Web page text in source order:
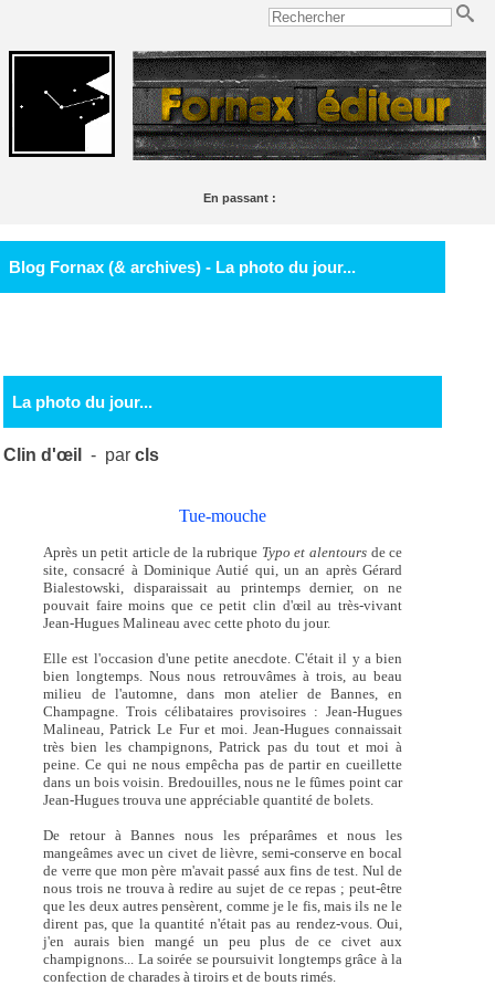
En passant :
sûr !
Alfred Pennyworth
Blog Fornax (& archives) - La photo du jour...
La photo du jour...
Clin d'œil - parcls
Tue-mouche
Après un petit article de la rubrique Typo et alentours de ce
site, consacré à Dominique Autié qui, un an après Gérard
Bialestowski, disparaissait au printemps dernier, on ne
pouvait faire moins que ce petit clin d'œil au très-vivant
Jean-Hugues Malineau avec cette photo du jour.
Elle est l'occasion d'une petite anecdote. C'était il y a bien
bien longtemps. Nous nous retrouvâmes à trois, au beau
milieu de l'automne, dans mon atelier de Bannes, en
Champagne. Trois célibataires provisoires : Jean-Hugues
Malineau, Patrick Le Fur et moi. Jean-Hugues connaissait
très bien les champignons, Patrick pas du tout et moi à
peine. Ce qui ne nous empêcha pas de partir en cueillette
dans un bois voisin. Bredouilles, nous ne le fûmes point car
Jean-Hugues trouva une appréciable quantité de bolets.
De retour à Bannes nous les préparâmes et nous les
mangeâmes avec un civet de lièvre, semi-conserve en bocal
de verre que mon père m'avait passé aux fins de test. Nul de
nous trois ne trouva à redire au sujet de ce repas ; peut-être
que les deux autres pensèrent, comme je le fis, mais ils ne le
dirent pas, que la quantité n'était pas au rendez-vous. Oui,
j'en aurais bien mangé un peu plus de ce civet aux
champignons... La soirée se poursuivit longtemps grâce à la
confection de charades à tiroirs et de bouts rimés.